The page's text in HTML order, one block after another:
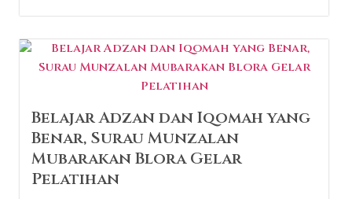
Belajar Adzan dan Iqomah yang
Benar, Surau Munzalan
Mubarakan Blora Gelar
Pelatihan